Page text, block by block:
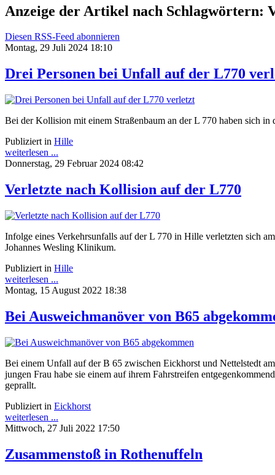
Anzeige der Artikel nach Schlagwörtern:
Diesen RSS-Feed abonnieren
Montag, 29 Juli 2024 18:10
Drei Personen bei Unfall auf der L770
Bei der Kollision mit einem Straßenbaum an der L 770 haben sich
Publiziert in Hille
weiterlesen ...
Donnerstag, 29 Februar 2024 08:42
Verletzte nach Kollision auf der L770
Infolge eines Verkehrsunfalls auf der L 770 in Hille verletzten sich
Johannes Wesling Klinikum.
Publiziert in Hille
weiterlesen ...
Montag, 15 August 2022 18:38
Bei Ausweichmanöver von B65
Bei einem Unfall auf der B 65 zwischen Eickhorst und Nettelstedt
jungen Frau habe sie einem auf ihrem Fahrstreifen
geprallt.
Publiziert in Eickhorst
weiterlesen ...
Mittwoch, 27 Juli 2022 17:50
Zusammenstoß in Rothenuffeln